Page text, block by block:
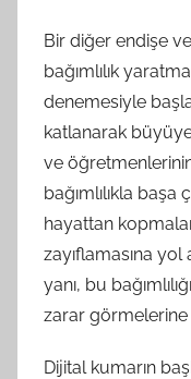
Bir diğer endişe
bağımlılık
denemesiyle
katlanarak
ve
bağımlılıkla başa
hayattan
zayıflamasına
yanı, bu
zarar görmelerine
Dijital kumarın